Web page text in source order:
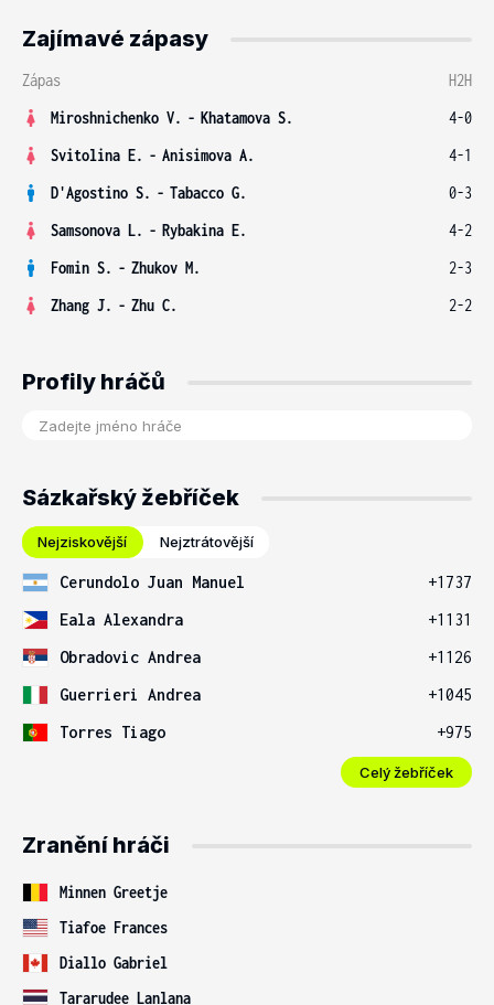
Zajímavé zápasy
Zápas
H2H
Miroshnichenko V. - Khatamova S.
4-0
Svitolina E. - Anisimova A.
4-1
D'Agostino S. - Tabacco G.
0-3
Samsonova L. - Rybakina E.
4-2
Fomin S. - Zhukov M.
2-3
Zhang J. - Zhu C. 2-2
Profily hráčů
Sázkařský žebříček
Nejziskovější Nejztrátovější
Cerundolo Juan Manuel
+1737
Eala Alexandra
+1131
Obradovic Andrea
+1126
Guerrieri Andrea
+1045
Torres Tiago
+975
Celý žebříček
Zranění hráči
Minnen Greetje
Tiafoe Frances
Diallo Gabriel
Tararudee Lanlana